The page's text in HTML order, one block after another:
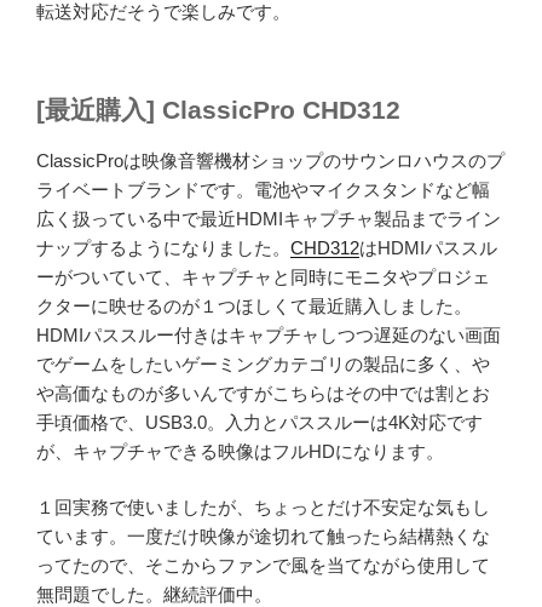
転送対応だそうで楽しみです。
[最近購入] ClassicPro CHD312
ClassicProは映像音響機材ショップのサウンロハウスのプ
ライベートブランドです。電池やマイクスタンドなど幅
広く扱っている中で最近HDMIキャプチャ製品までライン
ナップするようになりました。 CHD312はHDMIパススル
ーがついていて、キャプチャと同時にモニタやプロジェ
クターに映せるのが１つほしくて最近購入しました。
HDMIパススルー付きはキャプチャしつつ遅延のない画面
でゲームをしたいゲーミングカテゴリの製品に多く、や
や高価なものが多いんですがこちらはその中では割とお
手頃価格で、USB3.0。入力とパススルーは4K対応です
が、キャプチャできる映像はフルHDになります。
１回実務で使いましたが、ちょっとだけ不安定な気もし
ています。一度だけ映像が途切れて触ったら結構熱くな
ってたので、そこからファンで風を当てながら使用して
無問題でした。継続評価中。